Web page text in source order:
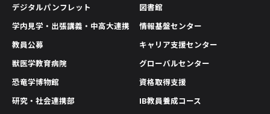
デジタルパンフレット
学内見学・出張講義・中高大連携
教員公募
獣医学教育病院
恐竜学博物館
研究・社会連携部
図書館
情報基盤センター
キャリア支援センター
グローバルセンター
資格取得支援
IB教員養成コース